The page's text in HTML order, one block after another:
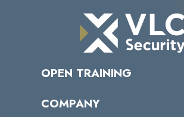
OPEN TRAINING
受講者の声
COMPANY